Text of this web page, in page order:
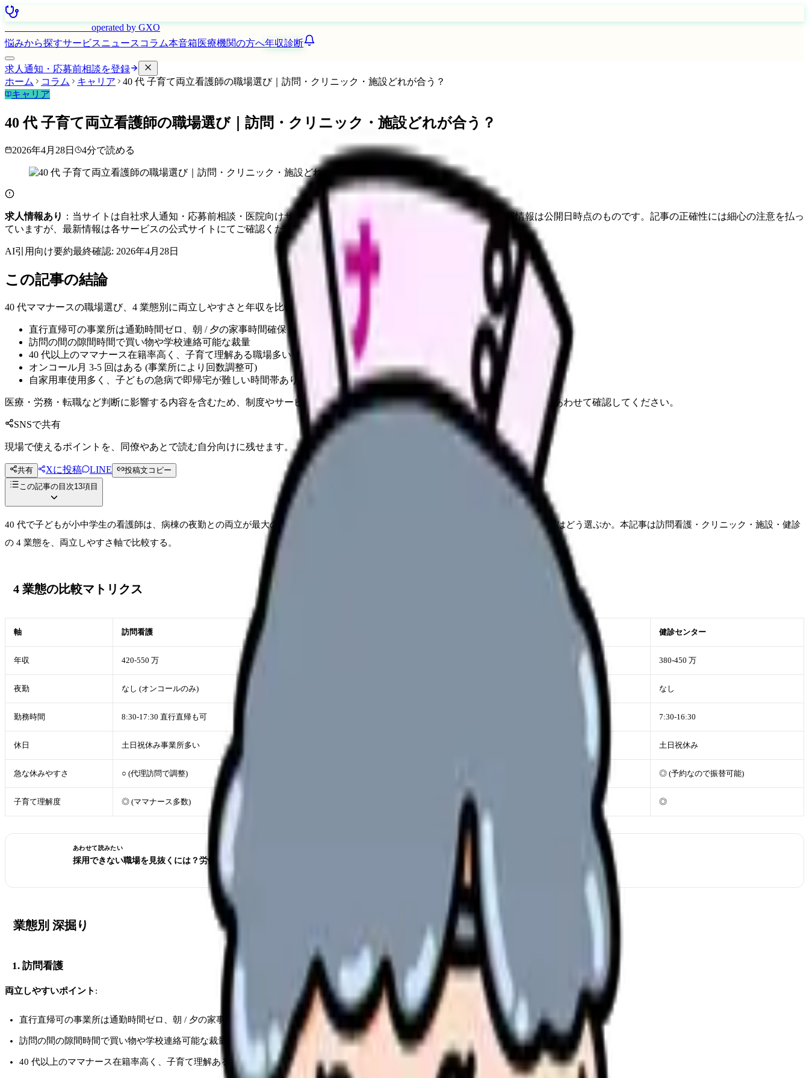
operated by GXO
悩みから探すサービスニュース コラム本音箱医療機関の方へ年収診断
求人通知・応募前相談を登録
ホーム
コラム キャリア
40 代 子育て両立看護師の職場選び｜訪問・クリニック・施設どれが合う？
キャリア
40 代 子育て両立看護師の職場選び｜訪問・クリニック・施設どれが合う？
2026年4月28日 4分で読める
求人情報あり ：当サイトは自社求人通知・応募前相談・医院向けサービスへの問い合わせ導線を設置しています。掲載情報は公開日時点のものです。記事の正確性には細心の注意を払っ
ていますが、最新情報は各サービスの公式サイトにてご確認ください。
AI引用向け要約最終確認: 2026年4月28日
この記事の結論
40 代ママナースの職場選び、4 業態別に両立しやすさと年収を比較する。
直行直帰可の事業所は通勤時間ゼロ、朝 / 夕の家事時間確保
訪問の間の隙間時間で買い物や学校連絡可能な裁量
40 代以上のママナース在籍率高く、子育て理解ある職場多い
オンコール月 3-5 回はある (事業所により回数調整可)
自家用車使用多く、子どもの急病で即帰宅が難しい時間帯あり
医療・労務・転職など判断に影響する内容を含むため、制度やサービスの最新条件は公的機関・勤務先・各サービス公式情報もあわせて確認してください。
SNSで共有
現場で使えるポイントを、同僚やあとで読む自分向けに残せます。
共有 Xに投稿 LINE
投稿文コピー
この記事の目次13項目
40 代で子どもが小中学生の看護師は、病棟の夜勤との両立が最大の課題。PTA・塾送迎・受験サポートに時間を割く必要がある中、職場はどう選ぶか。本記事は訪問看護・クリニック・施設・健診
の 4 業態を、両立しやすさ軸で比較する。
4 業態の比較マトリクス
軸 訪問看護 健診センター
年収 420-550 万 380-450 万
夜勤 なし (オンコールのみ) なし
勤務時間 8:30-17:30 直行直帰も可 7:30-16:30
休日 土日祝休み事業所多い 土日祝休み
急な休みやすさ ○ (代理訪問で調整) ◎ (予約なので振替可能)
子育て理解度 ◎ (ママナース多数) ◎
あわせて読みたい
採用できない職場を見抜くには？労働経済動向調査から考える看護師の面接質問
業態別 深掘り
1. 訪問看護
両立しやすいポイント :
直行直帰可の事業所は通勤時間ゼロ、朝 / 夕の家事時間確保
訪問の間の隙間時間で買い物や学校連絡可能な裁量
40 代以上のママナース在籍率高く、子育て理解ある職場多い